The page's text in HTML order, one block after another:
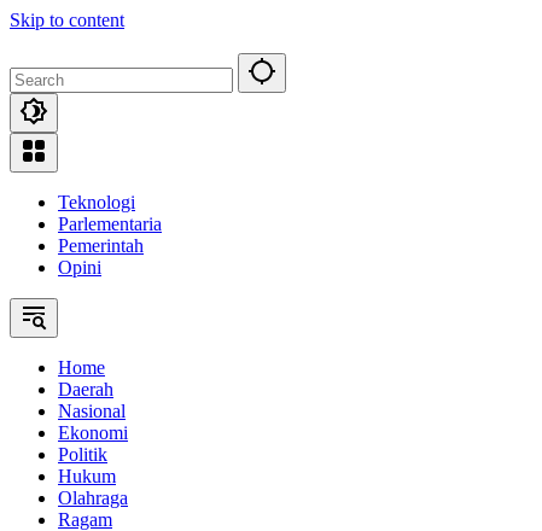
Skip to content
Teknologi
Parlementaria
Pemerintah
Opini
Home
Daerah
Nasional
Ekonomi
Politik
Hukum
Olahraga
Ragam